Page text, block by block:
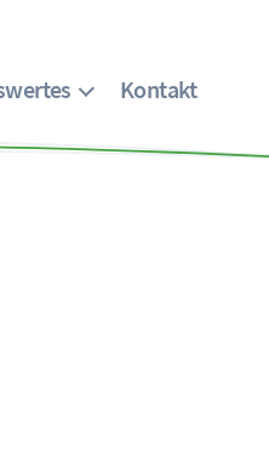
Kontakt